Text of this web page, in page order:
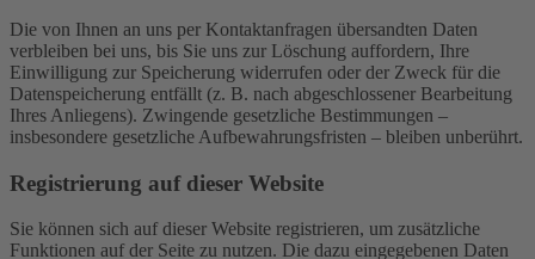
Die von Ihnen an uns per Kontaktanfragen übersandten Daten
verbleiben bei uns, bis Sie uns zur Löschung auffordern, Ihre
Einwilligung zur Speicherung widerrufen oder der Zweck für die
Datenspeicherung entfällt (z. B. nach abgeschlossener Bearbeitung
Ihres Anliegens). Zwingende gesetzliche Bestimmungen –
insbesondere gesetzliche Aufbewahrungsfristen – bleiben unberührt.
Registrierung auf dieser Website
Sie können sich auf dieser Website registrieren, um zusätzliche
Funktionen auf der Seite zu nutzen. Die dazu eingegebenen Daten